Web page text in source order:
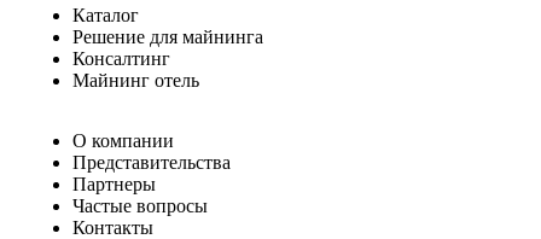
Каталог
Решение для майнинга
Консалтинг
Майнинг отель
О компании
Представительства
Партнеры
Частые вопросы
Контакты